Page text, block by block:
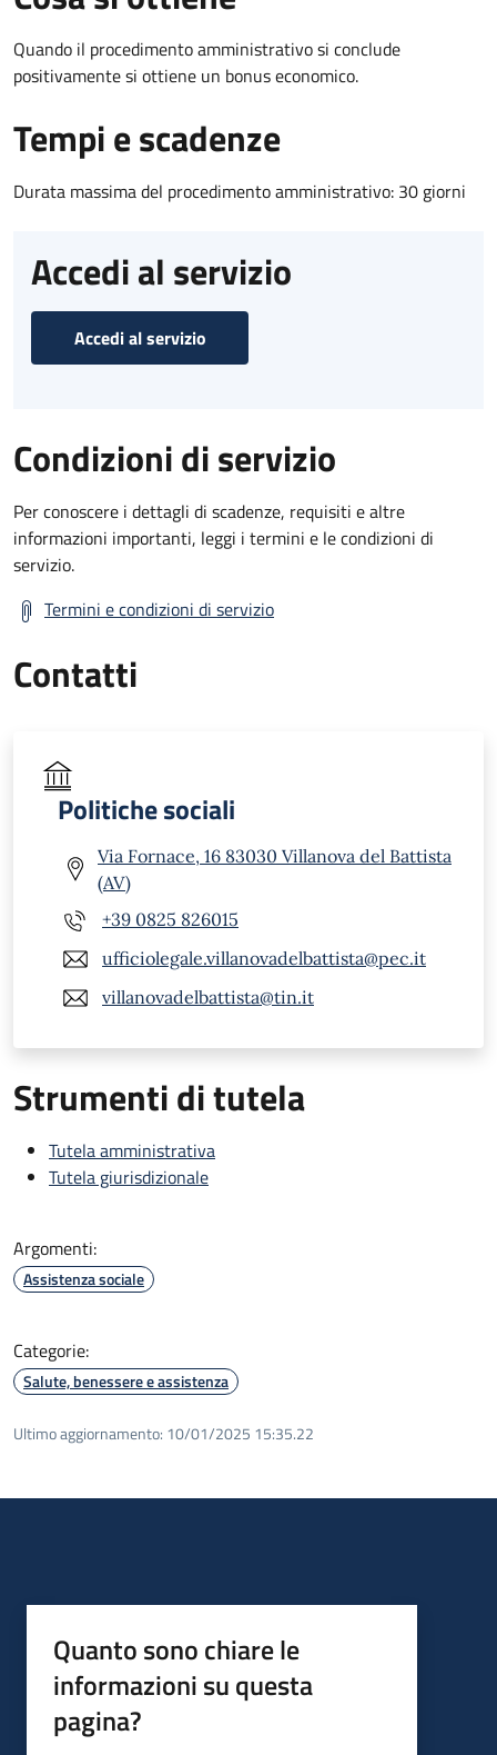
Quando il procedimento amministrativo si conclude
positivamente si ottiene un bonus economico.
Tempi e scadenze
Durata massima del procedimento amministrativo: 30 giorni
Accedi al servizio
Accedi al servizio
Condizioni di servizio
Per conoscere i dettagli di scadenze, requisiti e altre
informazioni importanti, leggi i termini e le condizioni di
servizio.
Termini e condizioni di servizio
Contatti
Politiche sociali
Via Fornace, 16 83030 Villanova del Battista
(AV)
+39 0825 826015
ufficiolegale.villanovadelbattista@pec.it
villanovadelbattista@tin.it
Strumenti di tutela
Tutela amministrativa
Tutela giurisdizionale
Argomenti:
Assistenza sociale
Categorie:
Salute, benessere e assistenza
Ultimo aggiornamento: 10/01/2025 15:35.22
Quanto sono chiare le
informazioni su questa
pagina?